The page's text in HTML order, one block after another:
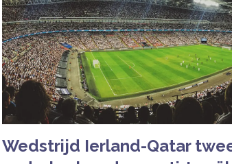
Wedstrijd Ierland-Qatar